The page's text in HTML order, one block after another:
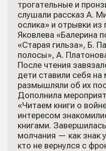
трогательные и
слушали рассказ А.
ослика» и отрывки
Яковлева «Балерина
«Старая гильза», Б.
полосы», А.
После чтения
дети ставили себя на
размышляли об их
Дополнила
«Читаем книги о
интересом
книгами.
молчания — как знак
кто не вернулся с